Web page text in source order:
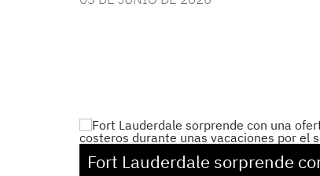
Fort Lauderdale sorprende